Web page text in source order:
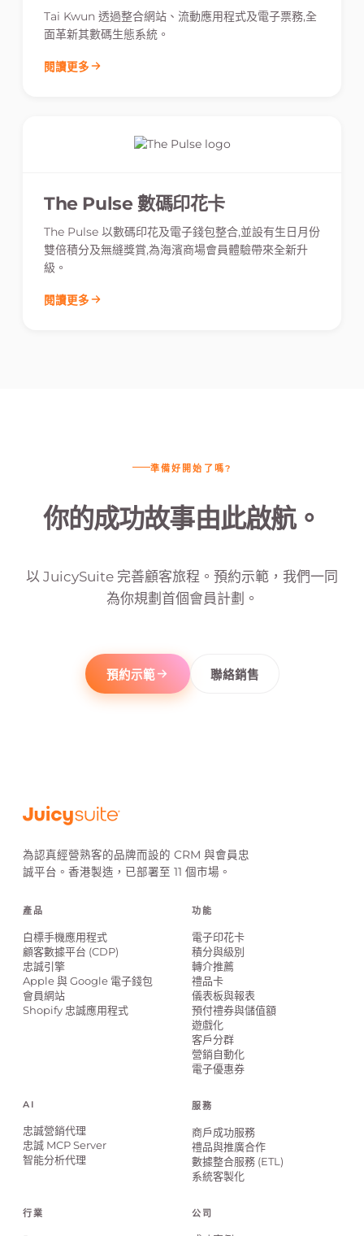
Tai Kwun 透過整合網站、流動應用程式及電子票務,全
面革新其數碼生態系統。
閱讀更多
The Pulse 數碼印花卡
The Pulse 以數碼印花及電子錢包整合,並設有生日月份
雙倍積分及無縫獎賞,為海濱商場會員體驗帶來全新升
級。
閱讀更多
準備好開始了嗎?
你的成功故事由此啟航。
以 JuicySuite 完善顧客旅程。預約示範，我們一同
為你規劃首個會員計劃。
預約示範 聯絡銷售
為認真經營熟客的品牌而設的 CRM 與會員忠
誠平台。香港製造，已部署至 11 個市場。
產品
白標手機應用程式
顧客數據平台 (CDP)
忠誠引擎
Apple 與 Google 電子錢包
會員網站
Shopify 忠誠應用程式
功能
電子印花卡
積分與級別
轉介推薦
禮品卡
儀表板與報表
預付禮券與儲值額
遊戲化
客戶分群
營銷自動化
電子優惠券
AI
忠誠營銷代理
忠誠 MCP Server
智能分析代理
服務
商戶成功服務
禮品與推廣合作
數據整合服務 (ETL)
系統客製化
行業 公司